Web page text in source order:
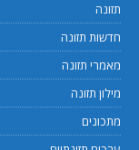
תזונה
חדשות תזונה
מאמרי תזונה
מילון תזונה
מתכונים